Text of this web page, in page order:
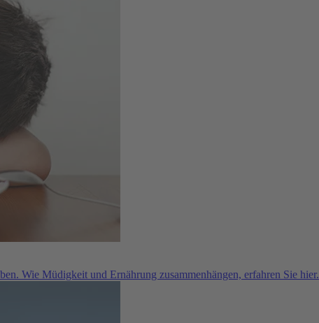
Wie Müdigkeit und Ernährung zusammenhängen, erfahren Sie hier.